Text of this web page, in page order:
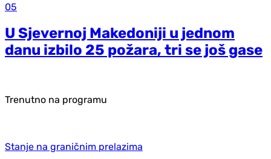
05
U Sjevernoj Makedoniji u jednom
danu izbilo 25 požara, tri se još gase
Trenutno na programu
Stanje na graničnim prelazima